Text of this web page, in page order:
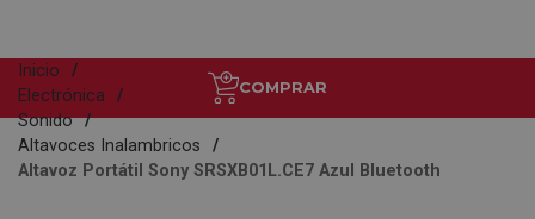
COMPRAR
Inicio
Electrónica
Sonido
Altavoces Inalambricos
Altavoz Portátil Sony SRSXB01L.CE7 Azul Bluetooth